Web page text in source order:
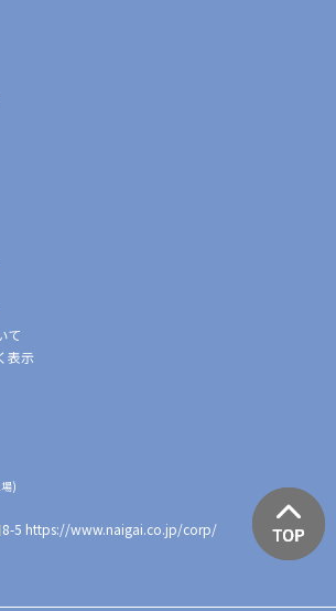
て
表示
)
5 https://www.naigai.co.jp/corp/